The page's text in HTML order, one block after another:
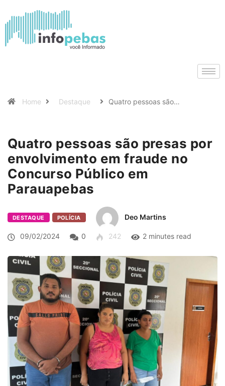
Home Destaque Quatro pessoas são…
Quatro pessoas são presas por
envolvimento em fraude no
Concurso Público em
Parauapebas
DESTAQUE POLÍCIA Deo Martins
09/02/2024 0 242 2 minutes read